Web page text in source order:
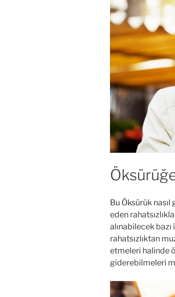
Bu Öksürük
eden
alınabilecek
rahatsızlıktan
etmeleri halinde
giderebilmeleri